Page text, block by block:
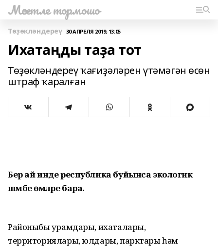
Мәсетле тормошо
Төҙөкләндереү 30 АПРЕЛЯ 2019, 13:05
Ихатаңды таҙа тот
Төҙөкләндереү ҡағиҙәләрен үтәмәгән өсөн
штраф ҡаралған
Бер ай инде республика буйынса экологик
шәмбе өмәләре бара.
Районыбыҙ урамдары, ихаталары,
территориялары, юлдары, парктары һәм